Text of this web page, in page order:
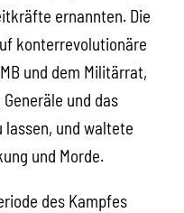
ernannten. Die
konterrevolutionäre
und dem Militärrat,
und das
und waltete
und Morde.
des Kampfes